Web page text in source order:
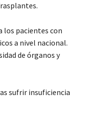
los pacientes con
a nivel nacional.
de órganos y
sufrir insuficiencia